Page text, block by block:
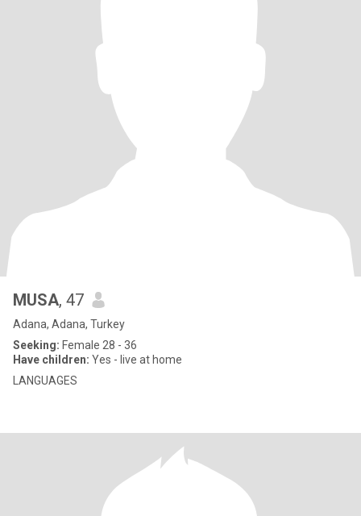
MUSA, 47
Adana, Adana, Turkey
Seeking: Female 28 - 36
Have children: Yes - live at home
LANGUAGES